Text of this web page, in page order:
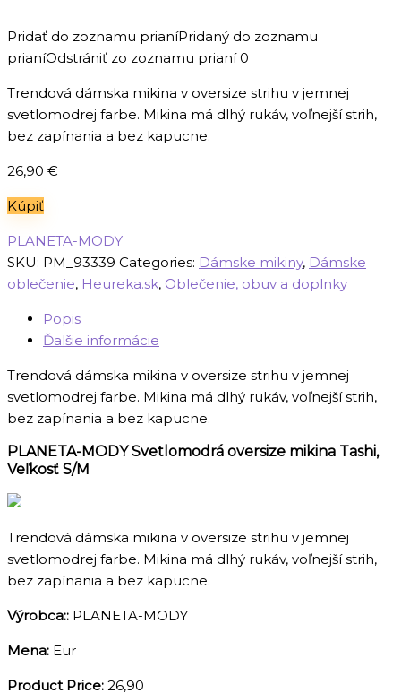
Pridať do zoznamu prianíPridaný do zoznamu
prianíOdstrániť zo zoznamu prianí 0
Trendová dámska mikina v oversize strihu v jemnej
svetlomodrej farbe. Mikina má dlhý rukáv, voľnejší strih,
bez zapínania a bez kapucne.
26,90 €
Kúpiť
PLANETA-MODY
SKU: PM_93339 Categories: Dámske mikiny, Dámske
oblečenie, Heureka.sk, Oblečenie, obuv a doplnky
Popis
Ďalšie informácie
Trendová dámska mikina v oversize strihu v jemnej
svetlomodrej farbe. Mikina má dlhý rukáv, voľnejší strih,
bez zapínania a bez kapucne.
PLANETA-MODY Svetlomodrá oversize mikina Tashi,
Veľkosť S/M
Trendová dámska mikina v oversize strihu v jemnej
svetlomodrej farbe. Mikina má dlhý rukáv, voľnejší strih,
bez zapínania a bez kapucne.
Výrobca:: PLANETA-MODY
Mena: Eur
Product Price: 26,90